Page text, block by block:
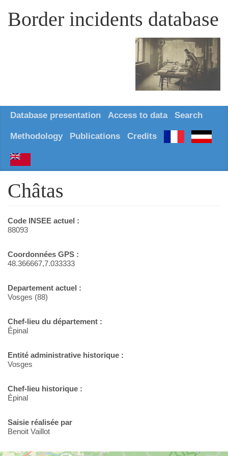
Border incidents database
Database presentation Access to data Search
Methodology Publications Credits
Châtas
Code INSEE actuel :
88093
Coordonnées GPS :
48.366667,7.033333
Departement actuel :
Vosges (88)
Chef-lieu du département :
Épinal
Entité administrative historique :
Vosges
Chef-lieu historique :
Épinal
Saisie réalisée par
Benoit Vaillot